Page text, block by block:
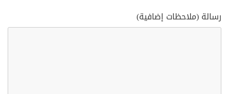
رسالة (ملاحظات إضافية)